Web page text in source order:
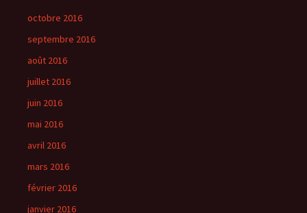
octobre 2016
septembre 2016
août 2016
juillet 2016
juin 2016
mai 2016
avril 2016
mars 2016
février 2016
janvier 2016